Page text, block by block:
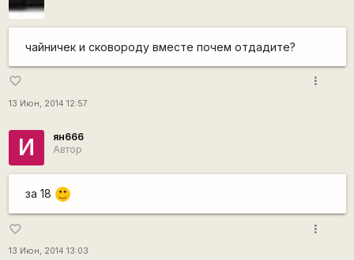
чайничек и сковороду вместе почем отдадите?
favorite_border
13 Июн, 2014 12:57
more_vert
И
ян666
Автор
за 18 :)
favorite_border
13 Июн, 2014 13:03
more_vert